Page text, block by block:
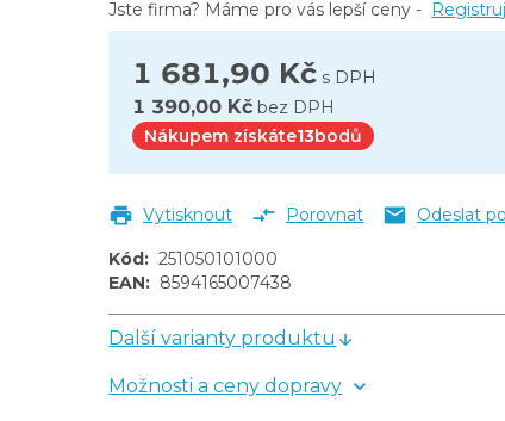
1 681,90 Kč s DPH
1 390,00 Kč bez DPH
Nákupem získáte13bodů
Jste firma? Máme pro vás lepší ceny -
Vytisknout Porovnat Odeslat
Kód: 251050101000
EAN: 8594165007438
Další varianty produktu
Možnosti a ceny dopravy